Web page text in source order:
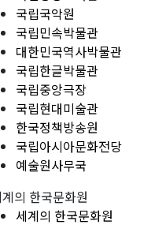
국립국악원
국립민속박물관
대한민국역사박물관
국립한글박물관
국립중앙극장
국립현대미술관
한국정책방송원
국립아시아문화전당
예술원사무국
의 한국문화원
세계의 한국문화원